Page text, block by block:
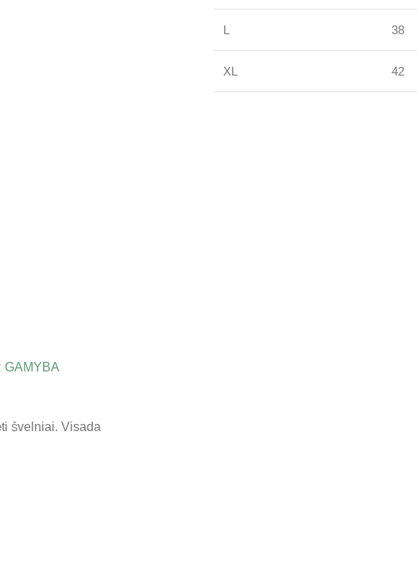
L 38
XL 42
GAMYBA
švelniai. Visada